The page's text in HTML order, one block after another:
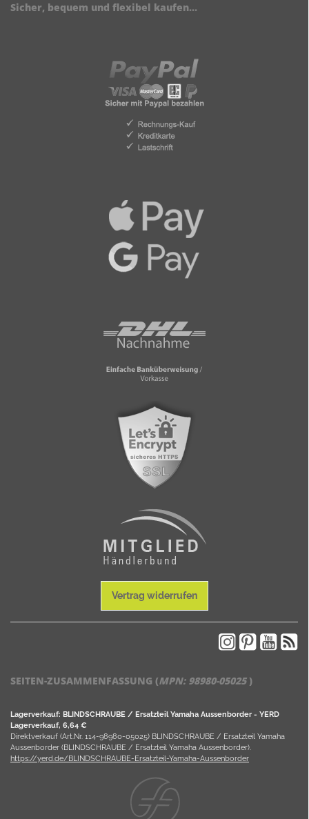
Sicher, bequem und flexibel kaufen...
Vertrag widerrufen
SEITEN-ZUSAMMENFASSUNG (MPN: 98980-05025)
Lagerverkauf: BLINDSCHRAUBE / Ersatzteil Yamaha Aussenborder - YERD
Lagerverkauf, 6,64 €
Direktverkauf (Art.Nr. 114-98980-05025) BLINDSCHRAUBE / Ersatzteil Yamaha
Aussenborder (BLINDSCHRAUBE / Ersatzteil Yamaha Aussenborder).
https://yerd.de/BLINDSCHRAUBE-Ersatzteil-Yamaha-Aussenborder